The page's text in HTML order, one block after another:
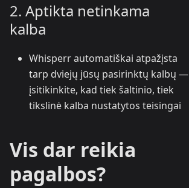
2. Aptikta netinkama
kalba
Whisperr automatiškai atpažįsta
tarp dviejų jūsų pasirinktų kalbų —
įsitikinkite, kad tiek šaltinio, tiek
tikslinė kalba nustatytos teisingai
Vis dar reikia
pagalbos?